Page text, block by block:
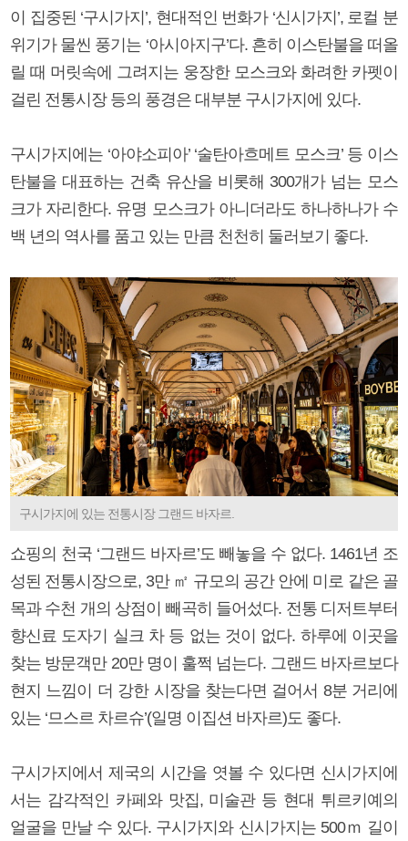
이 집중된 ‘구시가지’, 현대적인 번화가 ‘신시가지’, 로컬 분
위기가 물씬 풍기는 ‘아시아지구’다. 흔히 이스탄불을 떠올
릴 때 머릿속에 그려지는 웅장한 모스크와 화려한 카펫이
걸린 전통시장 등의 풍경은 대부분 구시가지에 있다.
구시가지에는 ‘아야소피아’ ‘술탄아흐메트 모스크’ 등 이스
탄불을 대표하는 건축 유산을 비롯해 300개가 넘는 모스
크가 자리한다. 유명 모스크가 아니더라도 하나하나가 수
백 년의 역사를 품고 있는 만큼 천천히 둘러보기 좋다.
구시가지에 있는 전통시장 그랜드 바자르.
쇼핑의 천국 ‘그랜드 바자르’도 빼놓을 수 없다. 1461년 조
성된 전통시장으로, 3만 ㎡ 규모의 공간 안에 미로 같은 골
목과 수천 개의 상점이 빼곡히 들어섰다. 전통 디저트부터
향신료 도자기 실크 차 등 없는 것이 없다. 하루에 이곳을
찾는 방문객만 20만 명이 훌쩍 넘는다. 그랜드 바자르보다
현지 느낌이 더 강한 시장을 찾는다면 걸어서 8분 거리에
있는 ‘므스르 차르슈’(일명 이집션 바자르)도 좋다.
구시가지에서 제국의 시간을 엿볼 수 있다면 신시가지에
서는 감각적인 카페와 맛집, 미술관 등 현대 튀르키예의
얼굴을 만날 수 있다. 구시가지와 신시가지는 500ｍ 길이